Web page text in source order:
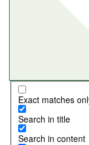
Exact matches
Search in title
Search in content